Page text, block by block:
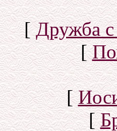
[Дружба
[
[
[